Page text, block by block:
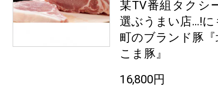
某TV番組タクシ
選ぶうまい店…!
町のブランド豚
こま豚』
16,800円